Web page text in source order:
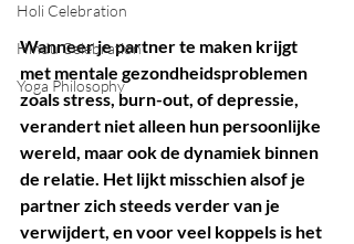
Holi Celebration
Hindu Celebration
Yoga Philosophy
Wanneer je partner te maken krijgt
met mentale gezondheidsproblemen
zoals stress, burn-out, of depressie,
verandert niet alleen hun persoonlijke
wereld, maar ook de dynamiek binnen
de relatie. Het lijkt misschien alsof je
partner zich steeds verder van je
verwijdert, en voor veel koppels is het